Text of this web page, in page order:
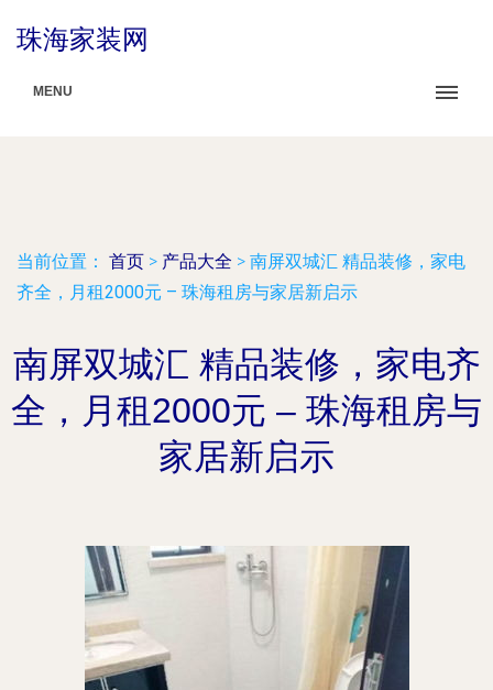
珠海家装网
MENU
当前位置： 首页 > 产品大全 > 南屏双城汇 精品装修，家电
齐全，月租2000元 – 珠海租房与家居新启示
南屏双城汇 精品装修，家电齐
全，月租2000元 – 珠海租房与
家居新启示